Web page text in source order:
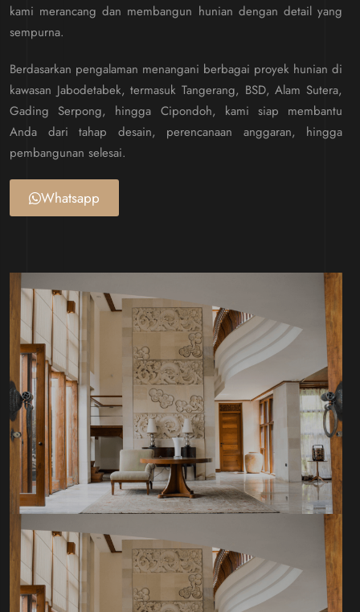
kami merancang dan membangun hunian dengan detail yang
sempurna.
Berdasarkan pengalaman menangani berbagai proyek hunian di
kawasan Jabodetabek, termasuk Tangerang, BSD, Alam Sutera,
Gading Serpong, hingga Cipondoh, kami siap membantu
Anda dari tahap desain, perencanaan anggaran, hingga
pembangunan selesai.
Whatsapp